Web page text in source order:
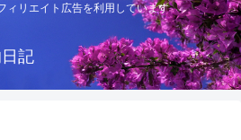
リエイト広告を利用しています
記